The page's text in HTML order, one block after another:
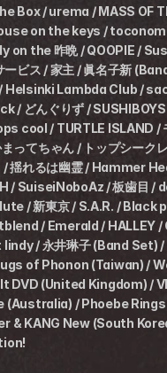
Box / urema / MASS OF
on the keys /
on the 昨晩 / QOOPIE /
ービス / 家主 / 眞名子新
Helsinki Lambda Club /
/ どんぐりず /
cool / TURTLE ISLAND /
ってちゃん / トップシーク
揺れるは幽霊 / Hammer
/ SuiseiNoboAz / 板歯目 /
/ 新東京 / S.A.R. / Black
/ Emerald / HALLEY /
/ 永井琳子 (Band Set) /
of Phonon (Taiwan) /
DVD (United Kingdom) /
(Australia) / Phoebe
& KANG New (South